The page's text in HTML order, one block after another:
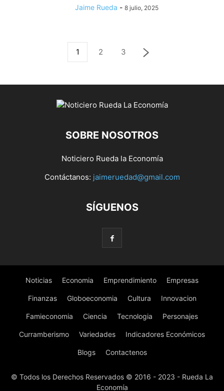
Jaime Rueda - 8 julio, 2025
1 2 3
SOBRE NOSOTROS
Noticiero Rueda la Economía
Contáctanos: jaimeruedad@gmail.com
SÍGUENOS
Noticias Economia Emprendimiento Empresas
Finanzas Globoeconomia Cultura Innovacion
Famieconomia Ciencia Tecnologia Personajes
Curramberismo Variedades Indicadores Económicos
Blogs Contactenos
© Todos los Derechos Reservados © 2016 - 2023 - Rueda La
Economía